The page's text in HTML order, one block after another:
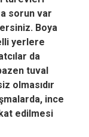
sorun var
Boya
yerlere
da
tuval
olmasıdır
ince
edilmesi